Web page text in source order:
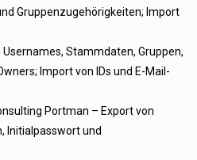
Gruppenzugehörigkeiten; Import
Stammdaten, Gruppen,
Import von IDs und E-Mail-
Portman – Export von
Initialpasswort und